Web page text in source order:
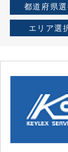
都道府県選
エリア選